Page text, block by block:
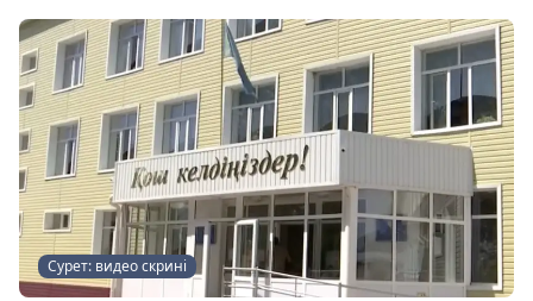
Сурет: видео скрині